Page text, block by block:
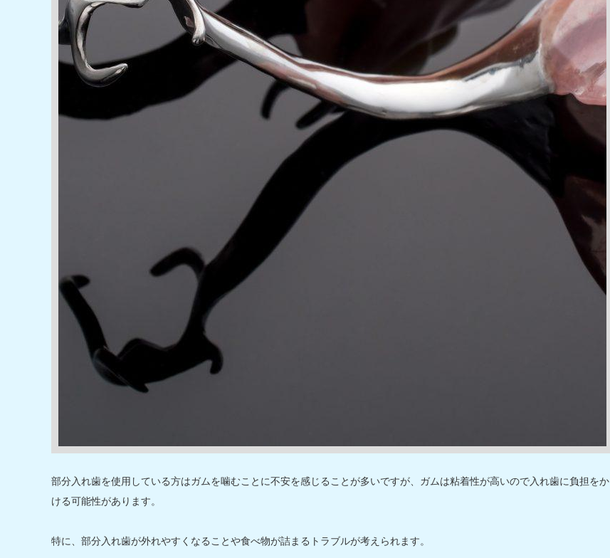
部分入れ歯を使用している方はガムを噛むことに不安を感じることが多いですが、ガムは粘着性が高いので入れ歯に負担をか
ける可能性があります。
特に、部分入れ歯が外れやすくなることや食べ物が詰まるトラブルが考えられます。